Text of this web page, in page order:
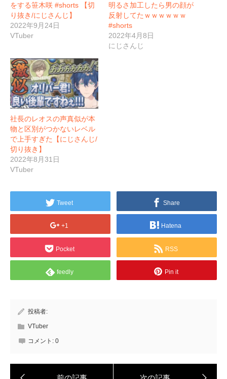
をする笹木咲 #shorts 【切
り抜き/にじさんじ】
2022年9月24日
VTuber
明るさ加工したら男の顔が
反射してたｗｗｗｗｗｗ
#shorts
2022年4月8日
にじさんじ
社長のレオスの声真似が本
物と区別がつかないレベル
で上手すぎた【にじさんじ/
切り抜き】
2022年8月31日
VTuber
Tweet Share
+1 Hatena
Pocket RSS
feedly Pin it
投稿者:
VTuber
コメント: 0